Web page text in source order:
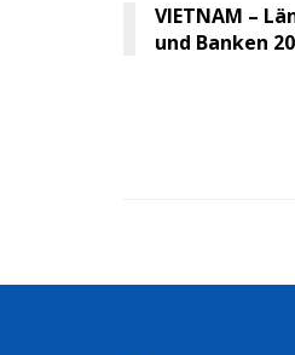
VIETNAM –
und Banken